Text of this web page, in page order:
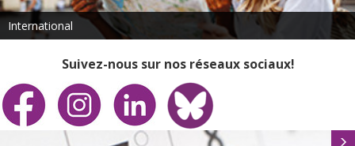
International
Suivez-nous sur nos réseaux sociaux!